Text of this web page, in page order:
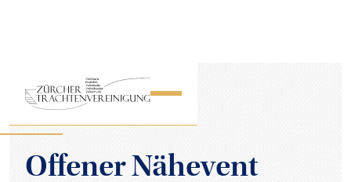
ZURÜCK ZUR ÜBERSICHT
Offener Nähevent